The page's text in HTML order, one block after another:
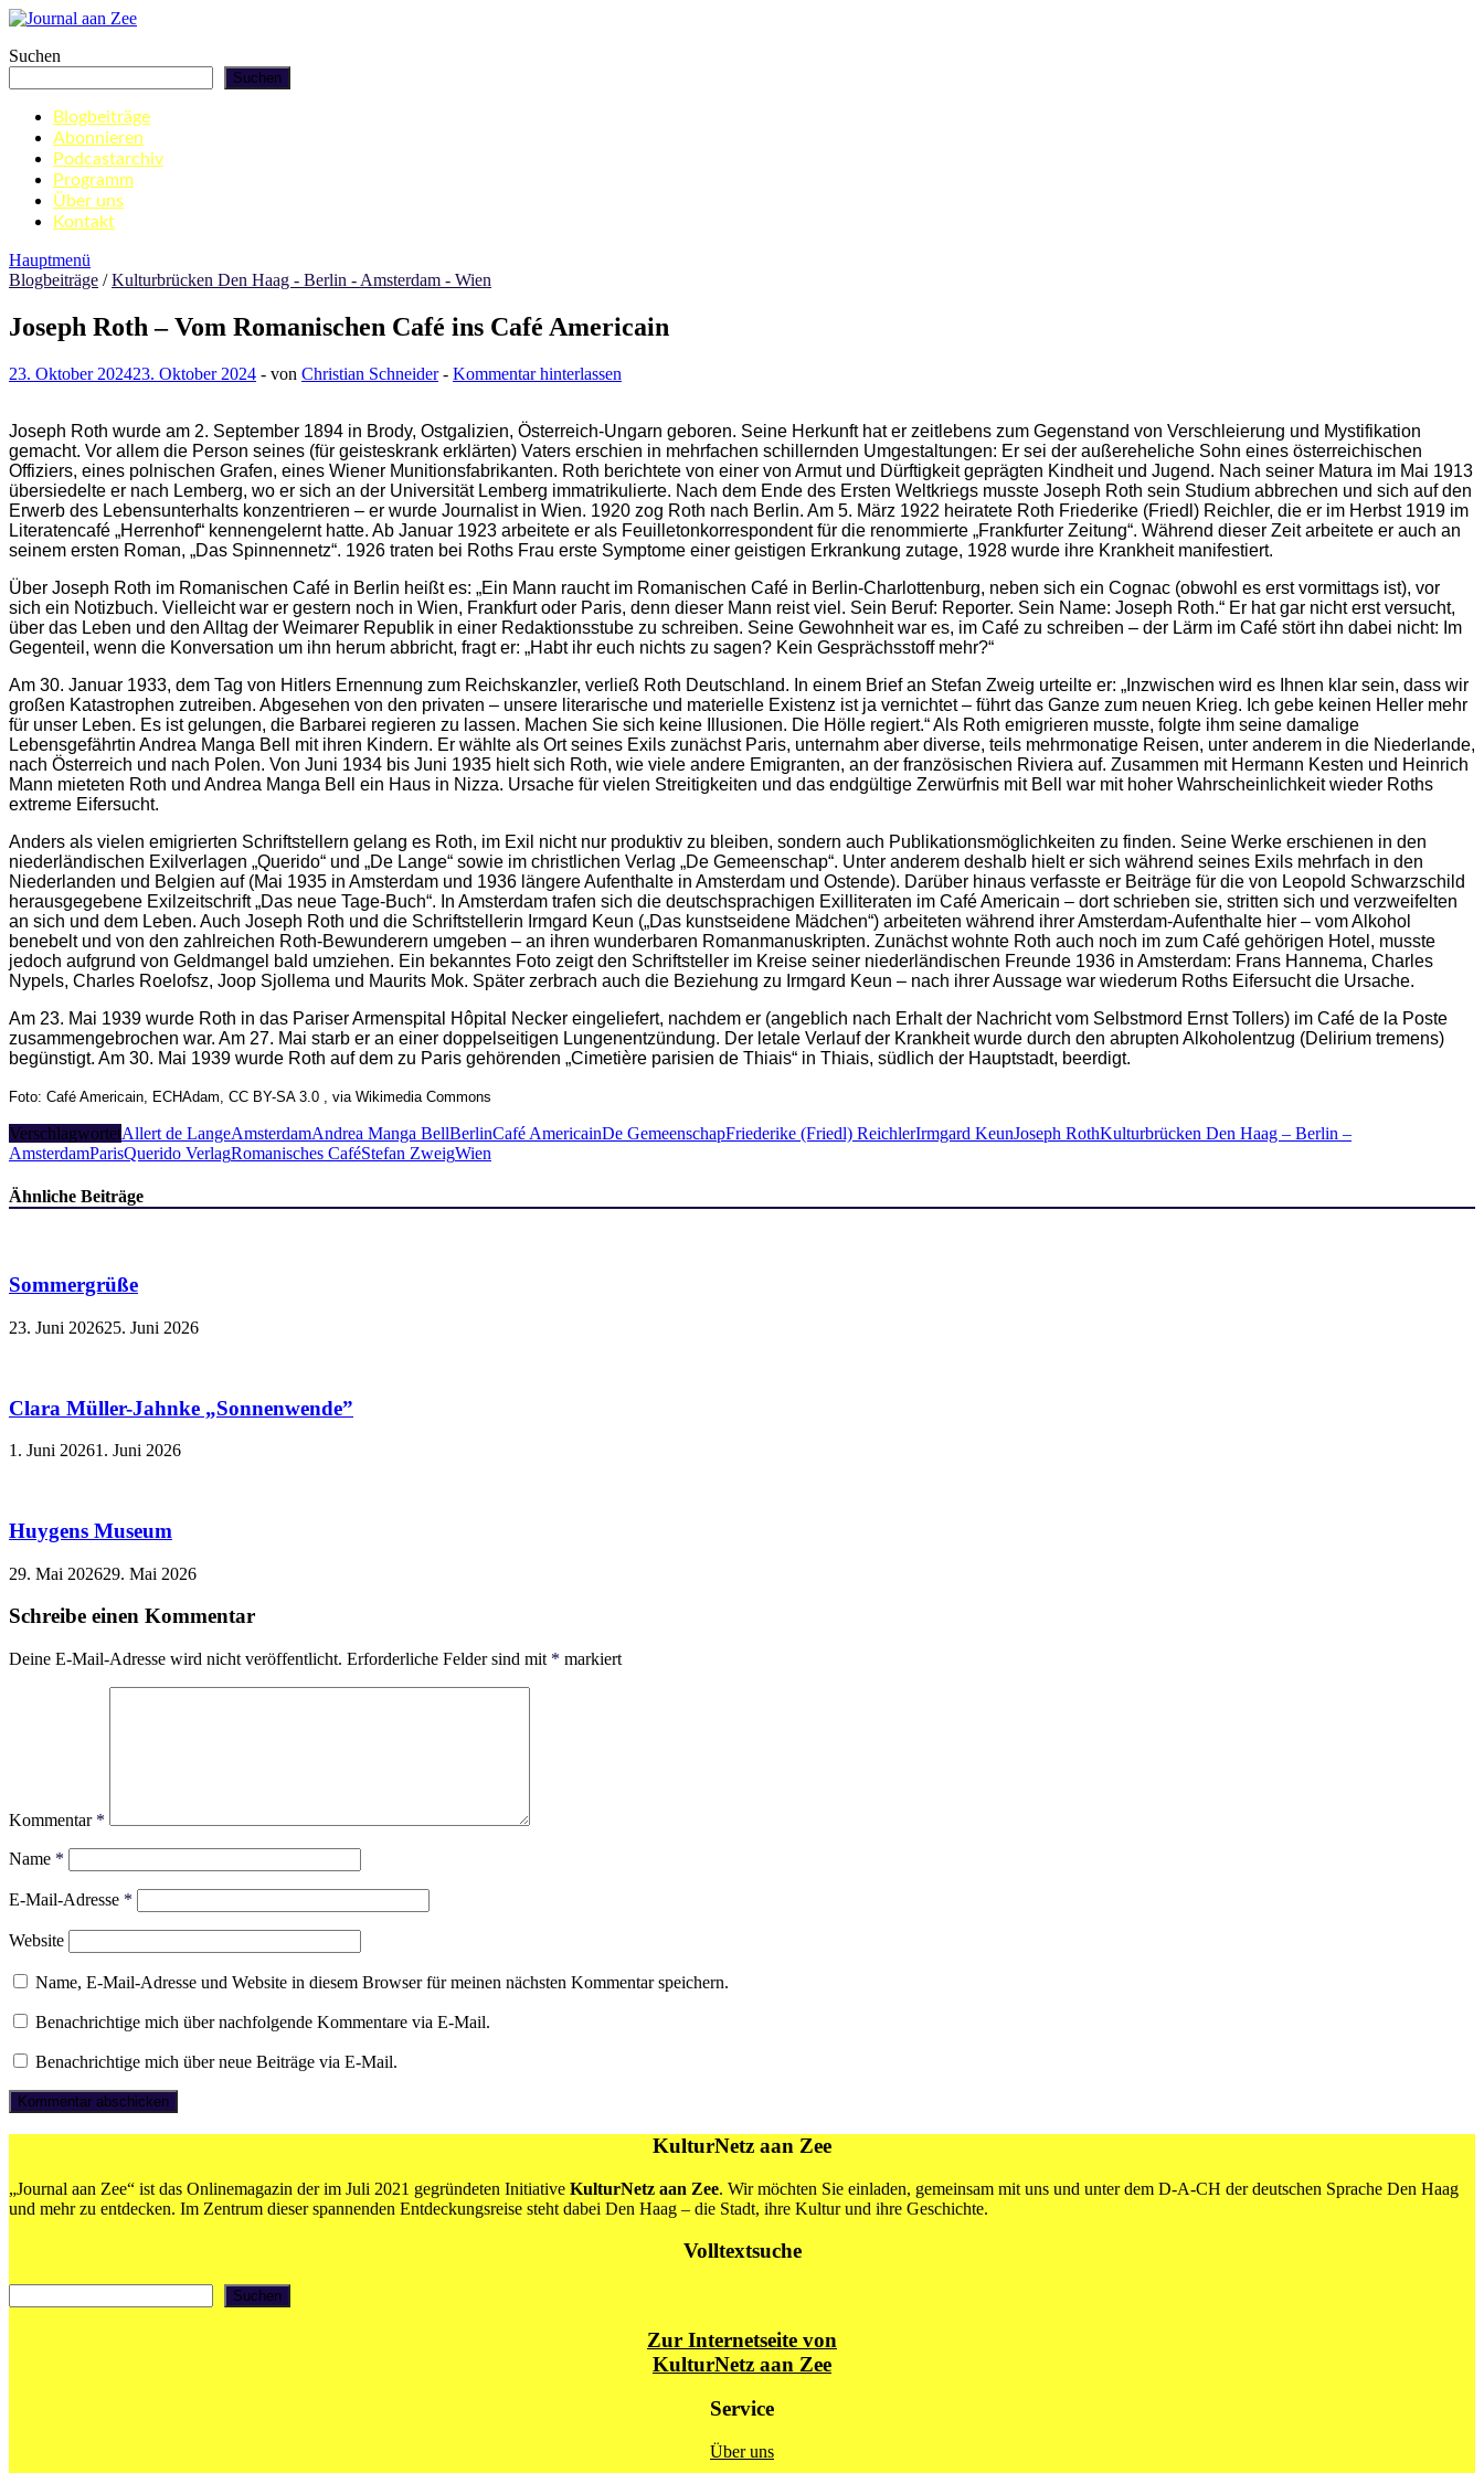
Zum
springen
Journal aan Zee
Suchen
Suchen
Blogbeiträge
Abonnieren
Podcastarchiv
Programm
Über uns
Kontakt
Hauptmenü
Blogbeiträge /Kulturbrücken Den Haag - Berlin - Amsterdam - Wien
Joseph Roth – Vom Romanischen Café ins Café Americain
23. Oktober 202423. Oktober 2024 - von Christian Schneider- Kommentar hinterlassen
Joseph Roth wurde am 2. September 1894 in Brody, Ostgalizien, Österreich-Ungarn geboren. Seine Herkunft hat er zeitlebens zum Gegenstand von Verschleierung und Mystifikation
gemacht. Vor allem die Person seines (für geisteskrank erklärten) Vaters erschien in mehrfachen schillernden Umgestaltungen: Er sei der außereheliche Sohn eines österreichischen
Offiziers, eines polnischen Grafen, eines Wiener Munitionsfabrikanten. Roth berichtete von einer von Armut und Dürftigkeit geprägten Kindheit und Jugend. Nach seiner Matura im Mai 1913
übersiedelte er nach Lemberg, wo er sich an der Universität Lemberg immatrikulierte. Nach dem Ende des Ersten Weltkriegs musste Joseph Roth sein Studium abbrechen und sich auf den
Erwerb des Lebensunterhalts konzentrieren – er wurde Journalist in Wien. 1920 zog Roth nach Berlin. Am 5. März 1922 heiratete Roth Friederike (Friedl) Reichler, die er im Herbst 1919 im
Literatencafé „Herrenhof“ kennengelernt hatte. Ab Januar 1923 arbeitete er als Feuilletonkorrespondent für die renommierte „Frankfurter Zeitung“. Während dieser Zeit arbeitete er auch an
seinem ersten Roman, „Das Spinnennetz“. 1926 traten bei Roths Frau erste Symptome einer geistigen Erkrankung zutage, 1928 wurde ihre Krankheit manifestiert.
Über Joseph Roth im Romanischen Café in Berlin heißt es: „Ein Mann raucht im Romanischen Café in Berlin-Charlottenburg, neben sich ein Cognac (obwohl es erst vormittags ist), vor
sich ein Notizbuch. Vielleicht war er gestern noch in Wien, Frankfurt oder Paris, denn dieser Mann reist viel. Sein Beruf: Reporter. Sein Name: Joseph Roth.“ Er hat gar nicht erst versucht,
über das Leben und den Alltag der Weimarer Republik in einer Redaktionsstube zu schreiben. Seine Gewohnheit war es, im Café zu schreiben – der Lärm im Café stört ihn dabei nicht: Im
Gegenteil, wenn die Konversation um ihn herum abbricht, fragt er: „Habt ihr euch nichts zu sagen? Kein Gesprächsstoff mehr?“
Am 30. Januar 1933, dem Tag von Hitlers Ernennung zum Reichskanzler, verließ Roth Deutschland. In einem Brief an Stefan Zweig urteilte er: „Inzwischen wird es Ihnen klar sein, dass wir
großen Katastrophen zutreiben. Abgesehen von den privaten – unsere literarische und materielle Existenz ist ja vernichtet – führt das Ganze zum neuen Krieg. Ich gebe keinen Heller mehr
für unser Leben. Es ist gelungen, die Barbarei regieren zu lassen. Machen Sie sich keine Illusionen. Die Hölle regiert.“ Als Roth emigrieren musste, folgte ihm seine damalige
Lebensgefährtin Andrea Manga Bell mit ihren Kindern. Er wählte als Ort seines Exils zunächst Paris, unternahm aber diverse, teils mehrmonatige Reisen, unter anderem in die Niederlande,
nach Österreich und nach Polen. Von Juni 1934 bis Juni 1935 hielt sich Roth, wie viele andere Emigranten, an der französischen Riviera auf. Zusammen mit Hermann Kesten und Heinrich
Mann mieteten Roth und Andrea Manga Bell ein Haus in Nizza. Ursache für vielen Streitigkeiten und das endgültige Zerwürfnis mit Bell war mit hoher Wahrscheinlichkeit wieder Roths
extreme Eifersucht.
Anders als vielen emigrierten Schriftstellern gelang es Roth, im Exil nicht nur produktiv zu bleiben, sondern auch Publikationsmöglichkeiten zu finden. Seine Werke erschienen in den
niederländischen Exilverlagen „Querido“ und „De Lange“ sowie im christlichen Verlag „De Gemeenschap“. Unter anderem deshalb hielt er sich während seines Exils mehrfach in den
Niederlanden und Belgien auf (Mai 1935 in Amsterdam und 1936 längere Aufenthalte in Amsterdam und Ostende). Darüber hinaus verfasste er Beiträge für die von Leopold Schwarzschild
herausgegebene Exilzeitschrift „Das neue Tage-Buch“. In Amsterdam trafen sich die deutschsprachigen Exilliteraten im Café Americain – dort schrieben sie, stritten sich und verzweifelten
an sich und dem Leben. Auch Joseph Roth und die Schriftstellerin Irmgard Keun („Das kunstseidene Mädchen“) arbeiteten während ihrer Amsterdam-Aufenthalte hier – vom Alkohol
benebelt und von den zahlreichen Roth-Bewunderern umgeben – an ihren wunderbaren Romanmanuskripten. Zunächst wohnte Roth auch noch im zum Café gehörigen Hotel, musste
jedoch aufgrund von Geldmangel bald umziehen. Ein bekanntes Foto zeigt den Schriftsteller im Kreise seiner niederländischen Freunde 1936 in Amsterdam: Frans Hannema, Charles
Nypels, Charles Roelofsz, Joop Sjollema und Maurits Mok. Später zerbrach auch die Beziehung zu Irmgard Keun – nach ihrer Aussage war wiederum Roths Eifersucht die Ursache.
Am 23. Mai 1939 wurde Roth in das Pariser Armenspital Hôpital Necker eingeliefert, nachdem er (angeblich nach Erhalt der Nachricht vom Selbstmord Ernst Tollers) im Café de la Poste
zusammengebrochen war. Am 27. Mai starb er an einer doppelseitigen Lungenentzündung. Der letale Verlauf der Krankheit wurde durch den abrupten Alkoholentzug (Delirium tremens)
begünstigt. Am 30. Mai 1939 wurde Roth auf dem zu Paris gehörenden „Cimetière parisien de Thiais“ in Thiais, südlich der Hauptstadt, beerdigt.
Foto: Café Americain, ECHAdam, CC BY-SA 3.0 , via Wikimedia Commons
VerschlagwortetAllert de LangeAmsterdamAndrea Manga BellBerlinCafé AmericainDe GemeenschapFriederike (Friedl) ReichlerIrmgard KeunJoseph RothKulturbrücken Den Haag – Berlin –
AmsterdamParisQuerido VerlagRomanisches CaféStefan ZweigWien
Ähnliche Beiträge
Sommergrüße
23. Juni 202625. Juni 2026
Clara Müller-Jahnke „Sonnenwende”
1. Juni 20261. Juni 2026
Huygens Museum
29. Mai 202629. Mai 2026
Schreibe einen Kommentar
Deine E-Mail-Adresse wird nicht veröffentlicht. Erforderliche Felder sind mit * markiert
Kommentar *
Name *
E-Mail-Adresse *
Website
Name, E-Mail-Adresse und Website in diesem Browser für meinen nächsten Kommentar speichern.
Benachrichtige mich über nachfolgende Kommentare via E-Mail.
Benachrichtige mich über neue Beiträge via E-Mail.
KulturNetz aan Zee
„Journal aan Zee“ ist das Onlinemagazin der im Juli 2021 gegründeten Initiative KulturNetz aan Zee. Wir möchten Sie einladen, gemeinsam mit uns und unter dem D-A-CH der deutschen Sprache Den Haag
und mehr zu entdecken. Im Zentrum dieser spannenden Entdeckungsreise steht dabei Den Haag – die Stadt, ihre Kultur und ihre Geschichte.
Volltextsuche
Suchen
Zur Internetseite von
KulturNetz aan Zee
Service
Über uns